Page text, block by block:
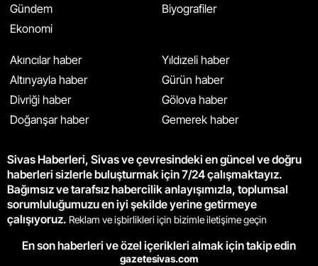
Gündem
Ekonomi
Biyografiler
Akıncılar haber
Altınyayla haber
Divriği haber
Doğanşar haber
Yıldızeli haber
Gürün haber
Gölova haber
Gemerek haber
Sivas Haberleri, Sivas ve çevresindeki en güncel ve doğru
haberleri sizlerle buluşturmak için 7/24 çalışmaktayız.
Bağımsız ve tarafsız habercilik anlayışımızla, toplumsal
sorumluluğumuzu en iyi şekilde yerine getirmeye
çalışıyoruz. Reklam ve işbirlikleri için bizimle iletişime geçin
En son haberleri ve özel içerikleri almak için takip edin
gazetesivas.com